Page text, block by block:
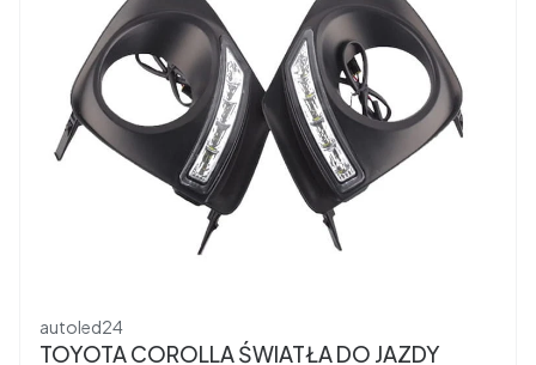
Producent
autoled24
TOYOTA COROLLA ŚWIATŁA DO JAZDY